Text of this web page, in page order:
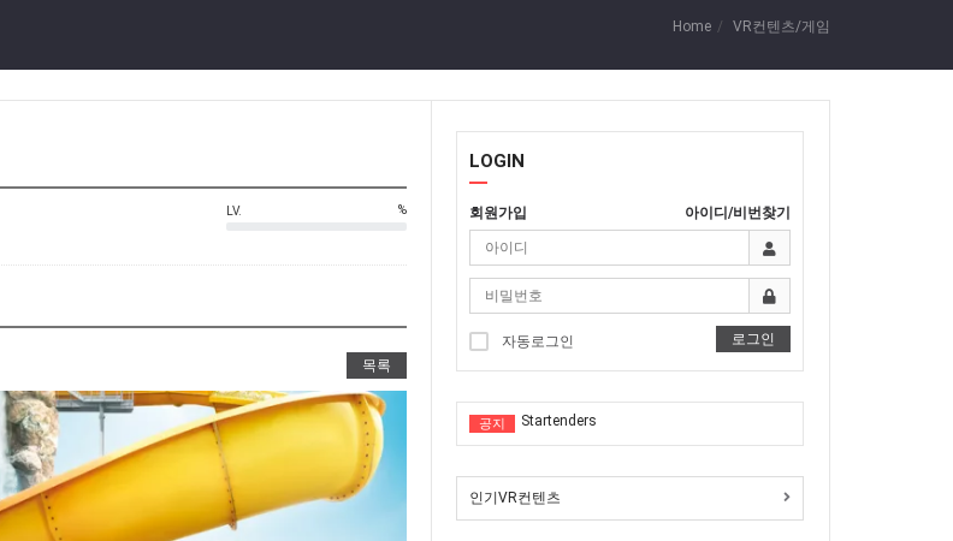
VR로잉머신체험
VR스포츠-로잉머신 시뮬레이터로 VR노젓기 체험을(스코어계산)
3가지 타입별 VR승마체험가능(안전한 VR스포츠 승마체험가능)
바벨탑VR체험
노아의방주&성막 VR체험
이제는 교회에서도 VR체험을
시각장애 VR체험
황반변경,망막증,녹내장,백내장
VR스키/서핑체험
선수연습시뮬레이터로 VR체험을(스코어계산)
Home VR컨텐츠/게임
LV. %
목록
LOGIN
회원가입 아이디/비번찾기
자동로그인 로그인
공지
Tentacular
Vermillion
Sword Reverie
Tentacular
인기VR컨텐츠